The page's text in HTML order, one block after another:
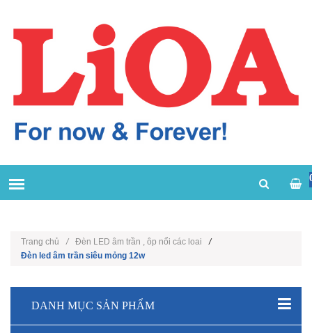
Trang chủ / Đèn LED âm trần , ôp nổi các loai
/
Đèn led âm trần siêu mỏng 12w
DANH MỤC SẢN PHẨM